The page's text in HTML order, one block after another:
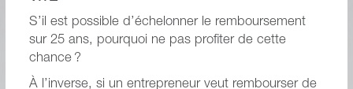
S’il est possible d’échelonner le remboursement
sur 25 ans, pourquoi ne pas profiter de cette
chance ?
À l’inverse, si un entrepreneur veut rembourser de